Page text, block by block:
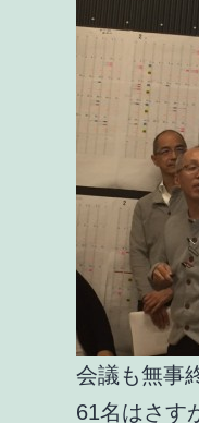
会議も無事
61名はさす